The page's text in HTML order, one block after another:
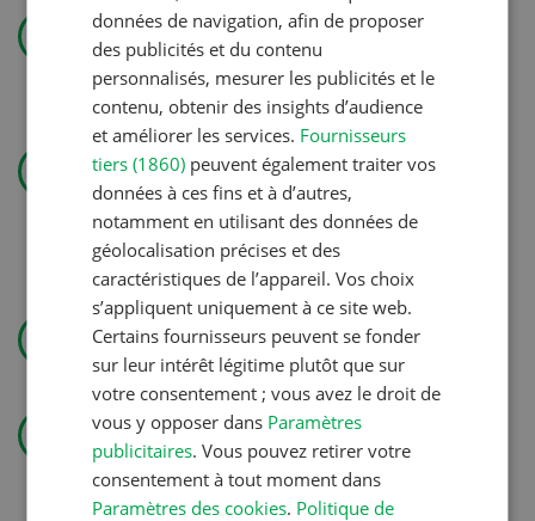
Technique agricole
Solomix
Gestion
Pas de jardin permanent sans
autorisation
Utiliser l’eau avec efficience
Technique agricole
« J’aime les cultures et aussi
soigner les animaux »
données de navigation, afin de proposer
des publicités et du contenu
personnalisés, mesurer les publicités et le
contenu, obtenir des insights d’audience
et améliorer les services. Fournisseurs
tiers (1860) peuvent également traiter vos
données à ces fins et à d’autres,
notamment en utilisant des données de
géolocalisation précises et des
caractéristiques de l’appareil. Vos choix
s’appliquent uniquement à ce site web.
Certains fournisseurs peuvent se fonder
sur leur intérêt légitime plutôt que sur
votre consentement ; vous avez le droit de
vous y opposer dans Paramètres
publicitaires. Vous pouvez retirer votre
consentement à tout moment dans
Paramètres des cookies. Politique de